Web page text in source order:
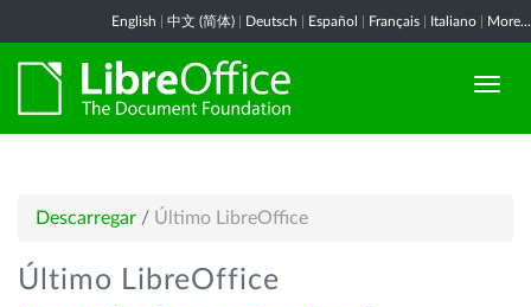
English 中文 (简体) Deutsch Español Français Italiano More...
Descarregar / Último LibreOffice
Último LibreOffice